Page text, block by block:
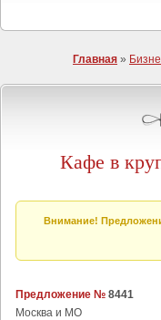
Главная »
Кафе в
Внимание!
Предложение № 8441
Москва и МО